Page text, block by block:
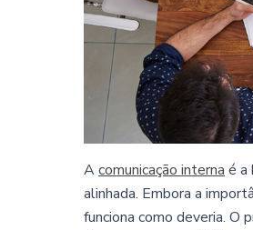
Acomunicação internaé a
alinhada. Embora a
funciona como deveria. O